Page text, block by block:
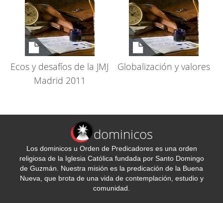
Ecos y desafíos de la JMJ
Madrid 2011
Globalización y valores
dominicos
Los dominicos u Orden de Predicadores es una orden
religiosa de la Iglesia Católica fundada por Santo Domingo
de Guzmán. Nuestra misión es la predicación de la Buena
Nueva, que brota de una vida de contemplación, estudio y
comunidad.